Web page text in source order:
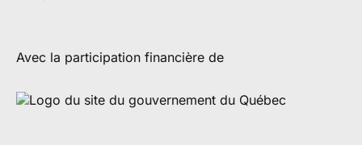
Avec la participation financière de